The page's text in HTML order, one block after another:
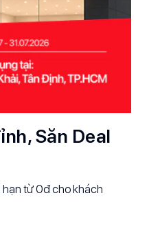
Săn Deal
hạn từ 0đ cho khách